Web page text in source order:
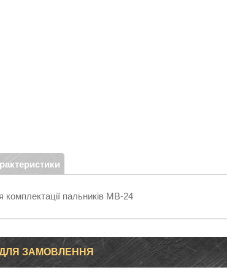
комплектації пальників MB-24
ЗАМОВЛЕННЯ